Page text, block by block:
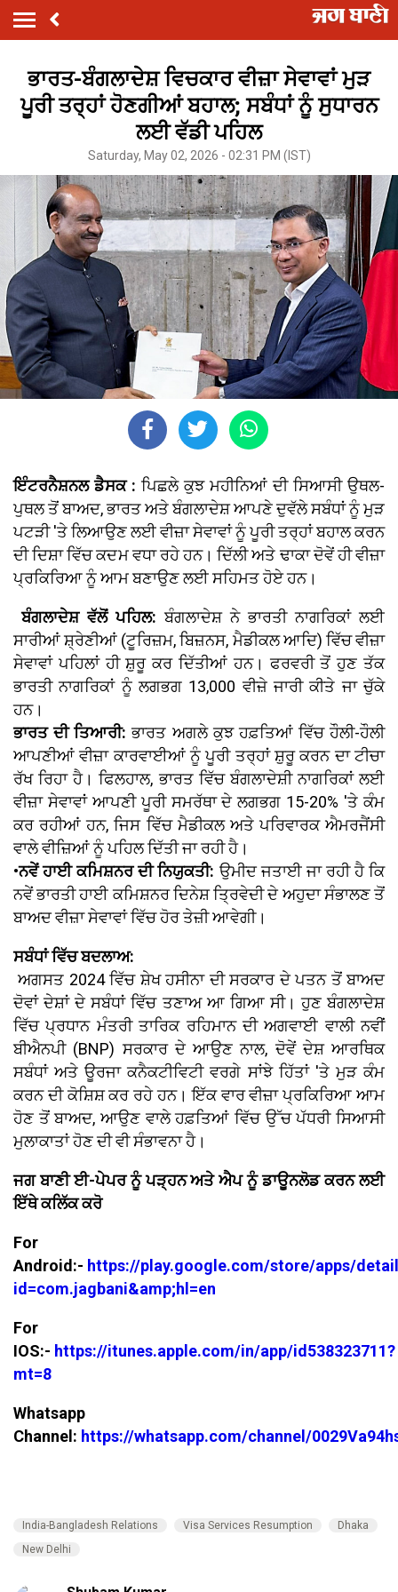
ਭਾਰਤ-ਬੰਗਲਾਦੇਸ਼ ਵਿਚਕਾਰ ਵੀਜ਼ਾ ਸੇਵਾਵਾਂ ਮੁੜ
ਪੂਰੀ ਤਰ੍ਹਾਂ ਹੋਣਗੀਆਂ ਬਹਾਲ; ਸਬੰਧਾਂ ਨੂੰ ਸੁਧਾਰਨ
ਲਈ ਵੱਡੀ ਪਹਿਲ
Saturday, May 02, 2026 - 02:31 PM (IST)
ਇੰਟਰਨੈਸ਼ਨਲ ਡੈਸਕ : ਪਿਛਲੇ ਕੁਝ ਮਹੀਨਿਆਂ ਦੀ ਸਿਆਸੀ ਉਥਲ-
ਪੁਥਲ ਤੋਂ ਬਾਅਦ, ਭਾਰਤ ਅਤੇ ਬੰਗਲਾਦੇਸ਼ ਆਪਣੇ ਦੁਵੱਲੇ ਸਬੰਧਾਂ ਨੂੰ ਮੁੜ
ਪਟੜੀ 'ਤੇ ਲਿਆਉਣ ਲਈ ਵੀਜ਼ਾ ਸੇਵਾਵਾਂ ਨੂੰ ਪੂਰੀ ਤਰ੍ਹਾਂ ਬਹਾਲ ਕਰਨ
ਦੀ ਦਿਸ਼ਾ ਵਿੱਚ ਕਦਮ ਵਧਾ ਰਹੇ ਹਨ। ਦਿੱਲੀ ਅਤੇ ਢਾਕਾ ਦੋਵੇਂ ਹੀ ਵੀਜ਼ਾ
ਪ੍ਰਕਿਰਿਆ ਨੂੰ ਆਮ ਬਣਾਉਣ ਲਈ ਸਹਿਮਤ ਹੋਏ ਹਨ।
ਬੰਗਲਾਦੇਸ਼ ਵੱਲੋਂ ਪਹਿਲ: ਬੰਗਲਾਦੇਸ਼ ਨੇ ਭਾਰਤੀ ਨਾਗਰਿਕਾਂ ਲਈ
ਸਾਰੀਆਂ ਸ਼੍ਰੇਣੀਆਂ (ਟੂਰਿਜ਼ਮ, ਬਿਜ਼ਨਸ, ਮੈਡੀਕਲ ਆਦਿ) ਵਿੱਚ ਵੀਜ਼ਾ
ਸੇਵਾਵਾਂ ਪਹਿਲਾਂ ਹੀ ਸ਼ੁਰੂ ਕਰ ਦਿੱਤੀਆਂ ਹਨ। ਫਰਵਰੀ ਤੋਂ ਹੁਣ ਤੱਕ
ਭਾਰਤੀ ਨਾਗਰਿਕਾਂ ਨੂੰ ਲਗਭਗ 13,000 ਵੀਜ਼ੇ ਜਾਰੀ ਕੀਤੇ ਜਾ ਚੁੱਕੇ
ਹਨ।
ਭਾਰਤ ਦੀ ਤਿਆਰੀ: ਭਾਰਤ ਅਗਲੇ ਕੁਝ ਹਫ਼ਤਿਆਂ ਵਿੱਚ ਹੌਲੀ-ਹੌਲੀ
ਆਪਣੀਆਂ ਵੀਜ਼ਾ ਕਾਰਵਾਈਆਂ ਨੂੰ ਪੂਰੀ ਤਰ੍ਹਾਂ ਸ਼ੁਰੂ ਕਰਨ ਦਾ ਟੀਚਾ
ਰੱਖ ਰਿਹਾ ਹੈ। ਫਿਲਹਾਲ, ਭਾਰਤ ਵਿੱਚ ਬੰਗਲਾਦੇਸ਼ੀ ਨਾਗਰਿਕਾਂ ਲਈ
ਵੀਜ਼ਾ ਸੇਵਾਵਾਂ ਆਪਣੀ ਪੂਰੀ ਸਮਰੱਥਾ ਦੇ ਲਗਭਗ 15-20% 'ਤੇ ਕੰਮ
ਕਰ ਰਹੀਆਂ ਹਨ, ਜਿਸ ਵਿੱਚ ਮੈਡੀਕਲ ਅਤੇ ਪਰਿਵਾਰਕ ਐਮਰਜੈਂਸੀ
ਵਾਲੇ ਵੀਜ਼ਿਆਂ ਨੂੰ ਪਹਿਲ ਦਿੱਤੀ ਜਾ ਰਹੀ ਹੈ।
•ਨਵੇਂ ਹਾਈ ਕਮਿਸ਼ਨਰ ਦੀ ਨਿਯੁਕਤੀ: ਉਮੀਦ ਜਤਾਈ ਜਾ ਰਹੀ ਹੈ ਕਿ
ਨਵੇਂ ਭਾਰਤੀ ਹਾਈ ਕਮਿਸ਼ਨਰ ਦਿਨੇਸ਼ ਤ੍ਰਿਵੇਦੀ ਦੇ ਅਹੁਦਾ ਸੰਭਾਲਣ ਤੋਂ
ਬਾਅਦ ਵੀਜ਼ਾ ਸੇਵਾਵਾਂ ਵਿੱਚ ਹੋਰ ਤੇਜ਼ੀ ਆਵੇਗੀ।
ਸਬੰਧਾਂ ਵਿੱਚ ਬਦਲਾਅ:
ਅਗਸਤ 2024 ਵਿੱਚ ਸ਼ੇਖ ਹਸੀਨਾ ਦੀ ਸਰਕਾਰ ਦੇ ਪਤਨ ਤੋਂ ਬਾਅਦ
ਦੋਵਾਂ ਦੇਸ਼ਾਂ ਦੇ ਸਬੰਧਾਂ ਵਿੱਚ ਤਣਾਅ ਆ ਗਿਆ ਸੀ। ਹੁਣ ਬੰਗਲਾਦੇਸ਼
ਵਿੱਚ ਪ੍ਰਧਾਨ ਮੰਤਰੀ ਤਾਰਿਕ ਰਹਿਮਾਨ ਦੀ ਅਗਵਾਈ ਵਾਲੀ ਨਵੀਂ
ਬੀਐਨਪੀ (BNP) ਸਰਕਾਰ ਦੇ ਆਉਣ ਨਾਲ, ਦੋਵੇਂ ਦੇਸ਼ ਆਰਥਿਕ
ਸਬੰਧਾਂ ਅਤੇ ਊਰਜਾ ਕਨੈਕਟੀਵਿਟੀ ਵਰਗੇ ਸਾਂਝੇ ਹਿੱਤਾਂ 'ਤੇ ਮੁੜ ਕੰਮ
ਕਰਨ ਦੀ ਕੋਸ਼ਿਸ਼ ਕਰ ਰਹੇ ਹਨ। ਇੱਕ ਵਾਰ ਵੀਜ਼ਾ ਪ੍ਰਕਿਰਿਆ ਆਮ
ਹੋਣ ਤੋਂ ਬਾਅਦ, ਆਉਣ ਵਾਲੇ ਹਫ਼ਤਿਆਂ ਵਿੱਚ ਉੱਚ ਪੱਧਰੀ ਸਿਆਸੀ
ਮੁਲਾਕਾਤਾਂ ਹੋਣ ਦੀ ਵੀ ਸੰਭਾਵਨਾ ਹੈ।
ਜਗ ਬਾਣੀ ਈ-ਪੇਪਰ ਨੂੰ ਪੜ੍ਹਨ ਅਤੇ ਐਪ ਨੂੰ ਡਾਊਨਲੋਡ ਕਰਨ ਲਈ
ਇੱਥੇ ਕਲਿੱਕ ਕਰੋ
For
Android:- https://play.google.com/store/apps/
id=com.jagbani&amp;hl=en
For
IOS:- https://itunes.apple.com/in/app/id538323711?
mt=8
Whatsapp
Channel: https://whatsapp.com/channel/
India-Bangladesh Relations Visa Services Resumption
Dhaka
New Delhi